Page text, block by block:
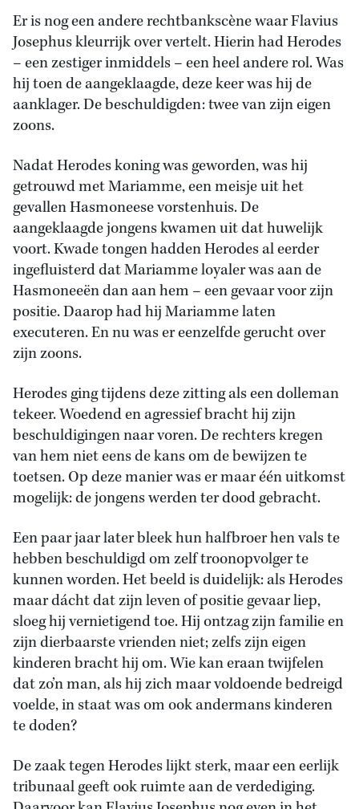
Er is nog een andere rechtbankscène waar Flavius
Josephus kleurrijk over vertelt. Hierin had Herodes
– een zestiger inmiddels – een heel andere rol. Was
hij toen de aangeklaagde, deze keer was hij de
aanklager. De beschuldigden: twee van zijn eigen
zoons.
Nadat Herodes koning was geworden, was hij
getrouwd met Mariamme, een meisje uit het
gevallen Hasmoneese vorstenhuis. De
aangeklaagde jongens kwamen uit dat huwelijk
voort. Kwade tongen hadden Herodes al eerder
ingefluisterd dat Mariamme loyaler was aan de
Hasmoneeën dan aan hem – een gevaar voor zijn
positie. Daarop had hij Mariamme laten
executeren. En nu was er eenzelfde gerucht over
zijn zoons.
Herodes ging tijdens deze zitting als een dolleman
tekeer. Woedend en agressief bracht hij zijn
beschuldigingen naar voren. De rechters kregen
van hem niet eens de kans om de bewijzen te
toetsen. Op deze manier was er maar één uitkomst
mogelijk: de jongens werden ter dood gebracht.
Een paar jaar later bleek hun halfbroer hen vals te
hebben beschuldigd om zelf troonopvolger te
kunnen worden. Het beeld is duidelijk: als Herodes
maar dácht dat zijn leven of positie gevaar liep,
sloeg hij vernietigend toe. Hij ontzag zijn familie en
zijn dierbaarste vrienden niet; zelfs zijn eigen
kinderen bracht hij om. Wie kan eraan twijfelen
dat zo’n man, als hij zich maar voldoende bedreigd
voelde, in staat was om ook andermans kinderen
te doden?
De zaak tegen Herodes lijkt sterk, maar een eerlijk
tribunaal geeft ook ruimte aan de verdediging.